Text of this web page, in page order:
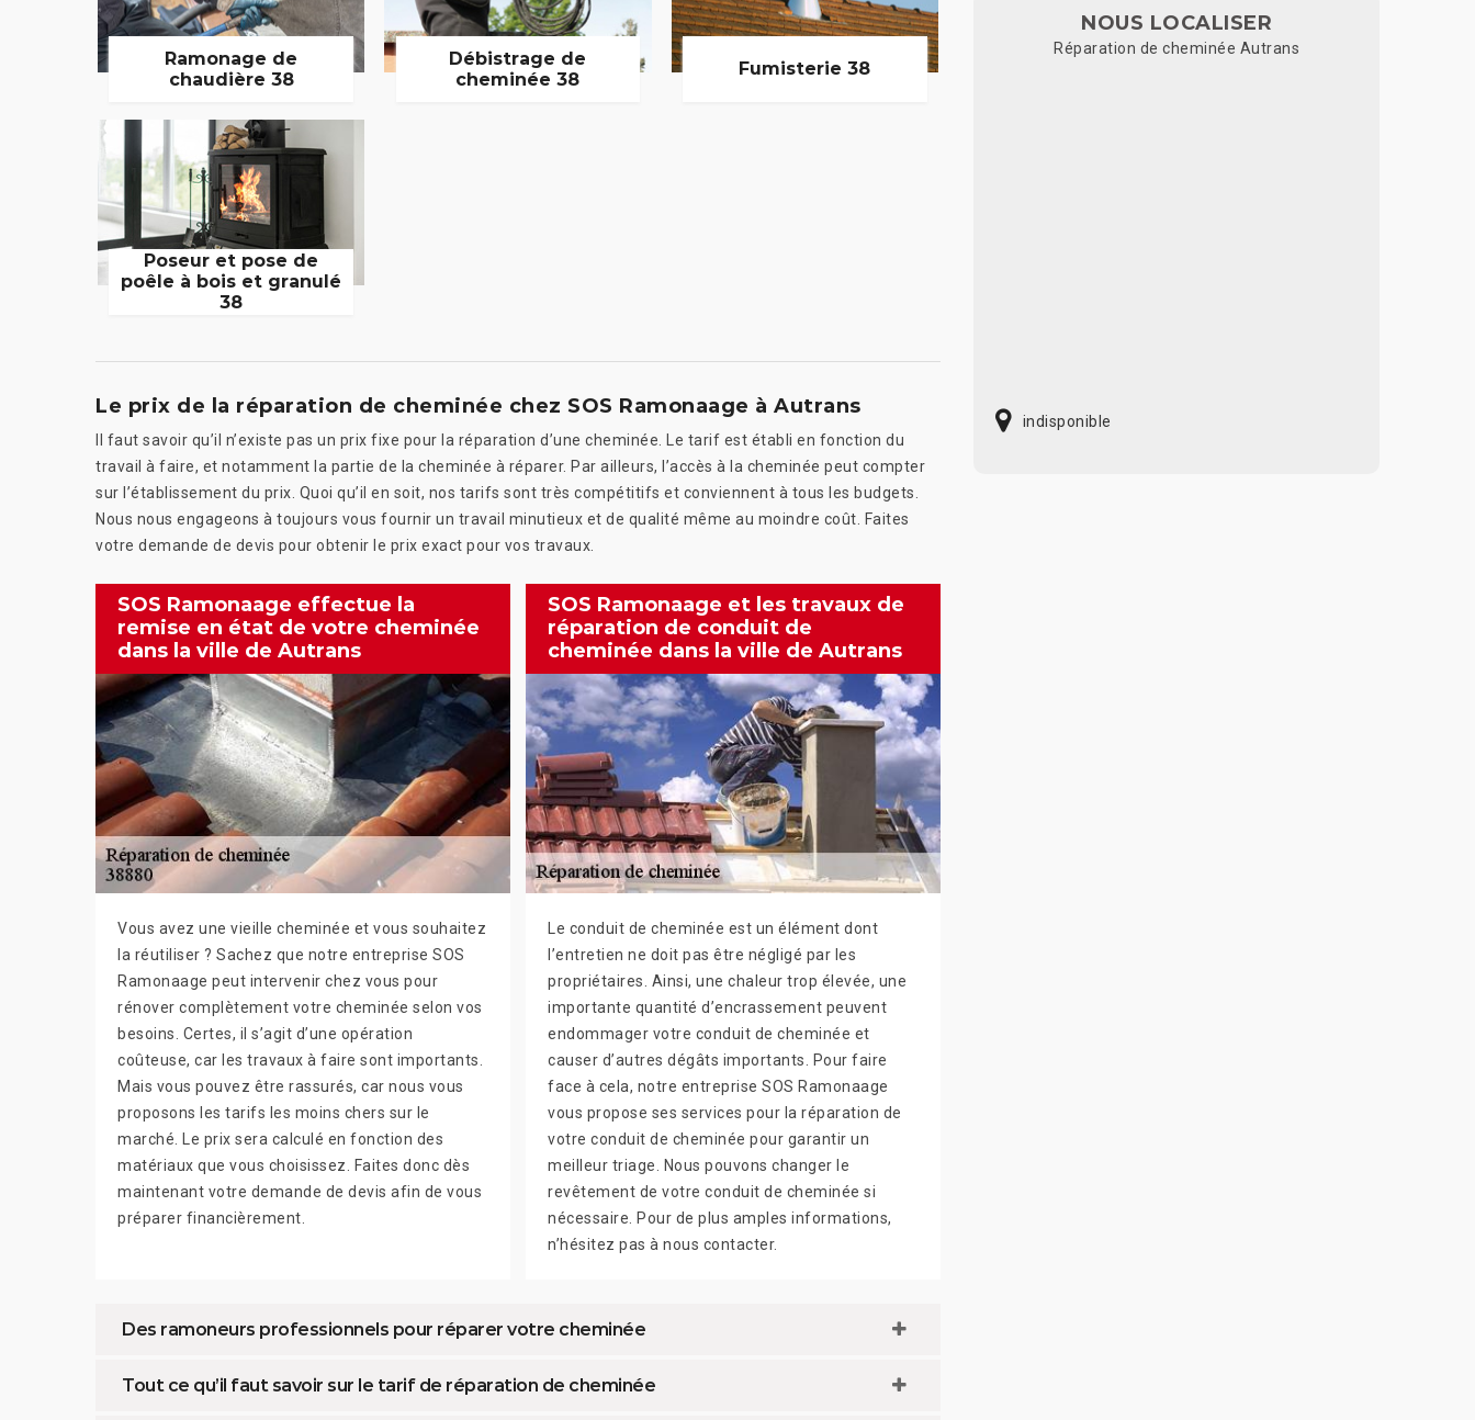
Ramonage de
chaudière 38
Débistrage de
cheminée 38
Fumisterie 38
Poseur et pose de
poêle à bois et granulé
38
Le prix de la réparation de cheminée chez SOS Ramonaage à Autrans
Il faut savoir qu’il n’existe pas un prix fixe pour la réparation d’une cheminée. Le tarif est établi en fonction du
travail à faire, et notamment la partie de la cheminée à réparer. Par ailleurs, l’accès à la cheminée peut compter
sur l’établissement du prix. Quoi qu’il en soit, nos tarifs sont très compétitifs et conviennent à tous les budgets.
Nous nous engageons à toujours vous fournir un travail minutieux et de qualité même au moindre coût. Faites
votre demande de devis pour obtenir le prix exact pour vos travaux.
SOS Ramonaage effectue la
remise en état de votre cheminée
dans la ville de Autrans
Vous avez une vieille cheminée et vous souhaitez
la réutiliser ? Sachez que notre entreprise SOS
Ramonaage peut intervenir chez vous pour
rénover complètement votre cheminée selon vos
besoins. Certes, il s’agit d’une opération
coûteuse, car les travaux à faire sont importants.
Mais vous pouvez être rassurés, car nous vous
proposons les tarifs les moins chers sur le
marché. Le prix sera calculé en fonction des
matériaux que vous choisissez. Faites donc dès
maintenant votre demande de devis afin de vous
préparer financièrement.
SOS Ramonaage et les travaux de
réparation de conduit de
cheminée dans la ville de Autrans
Le conduit de cheminée est un élément dont
l’entretien ne doit pas être négligé par les
propriétaires. Ainsi, une chaleur trop élevée, une
importante quantité d’encrassement peuvent
endommager votre conduit de cheminée et
causer d’autres dégâts importants. Pour faire
face à cela, notre entreprise SOS Ramonaage
vous propose ses services pour la réparation de
votre conduit de cheminée pour garantir un
meilleur triage. Nous pouvons changer le
revêtement de votre conduit de cheminée si
nécessaire. Pour de plus amples informations,
n’hésitez pas à nous contacter.
Des ramoneurs professionnels pour réparer votre cheminée
Tout ce qu’il faut savoir sur le tarif de réparation de cheminée
NOUS LOCALISER
Réparation de cheminée Autrans
indisponible